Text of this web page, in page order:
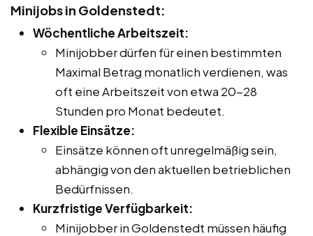
Minijobs in Goldenstedt:
Wöchentliche Arbeitszeit:
Minijobber dürfen für einen bestimmten
Maximal Betrag monatlich verdienen, was
oft eine Arbeitszeit von etwa 20-28
Stunden pro Monat bedeutet.
Flexible Einsätze:
Einsätze können oft unregelmäßig sein,
abhängig von den aktuellen betrieblichen
Bedürfnissen.
Kurzfristige Verfügbarkeit:
Minijobber in Goldenstedt müssen häufig